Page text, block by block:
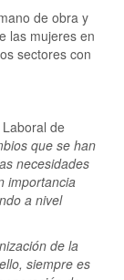
de obra y
las mujeres en
sectores con
de
que se han
necesidades
importancia
a nivel
de la
siempre es